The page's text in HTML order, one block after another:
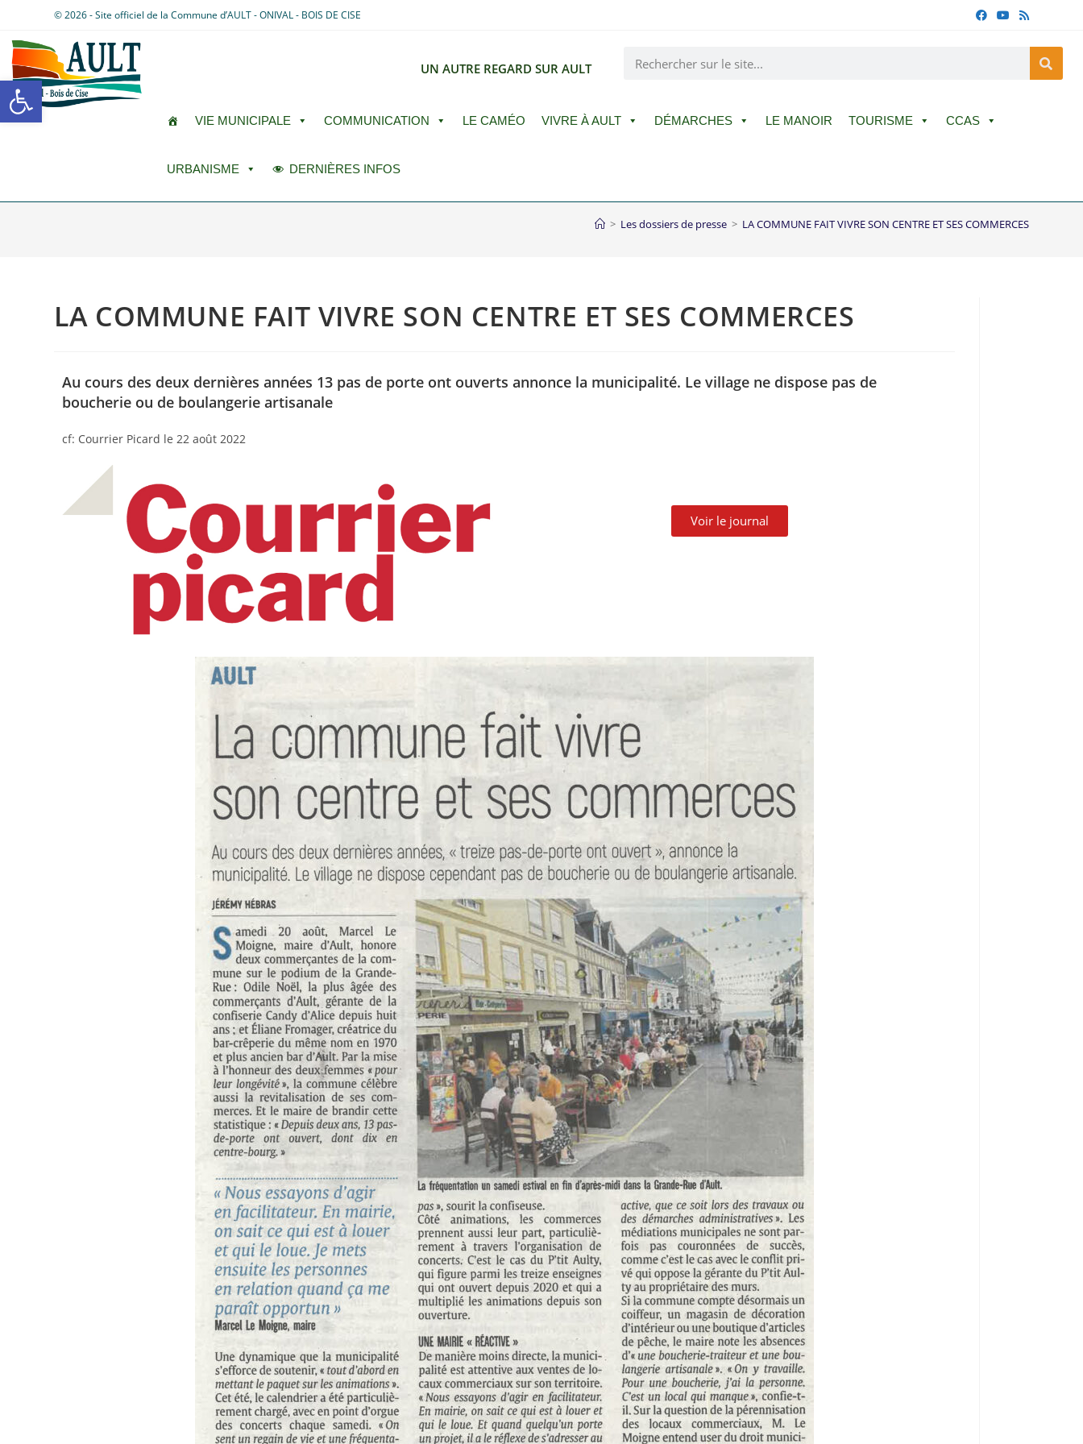
Ouvrir la barre d’outils
© 2026 - Site officiel de la Commune d’AULT - ONIVAL - BOIS DE CISE
UN AUTRE REGARD SUR AULT
VIE MUNICIPALE COMMUNICATION LE CAMÉO VIVRE À AULT DÉMARCHES LE MANOIR TOURISME CCAS
URBANISME DERNIÈRES INFOS
> Les dossiers de presse > LA COMMUNE FAIT VIVRE SON CENTRE ET SES COMMERCES
LA COMMUNE FAIT VIVRE SON CENTRE ET SES COMMERCES
Au cours des deux dernières années 13 pas de porte ont ouverts annonce la municipalité. Le village ne dispose pas de
boucherie ou de boulangerie artisanale
cf: Courrier Picard le 22 août 2022
Voir le journal